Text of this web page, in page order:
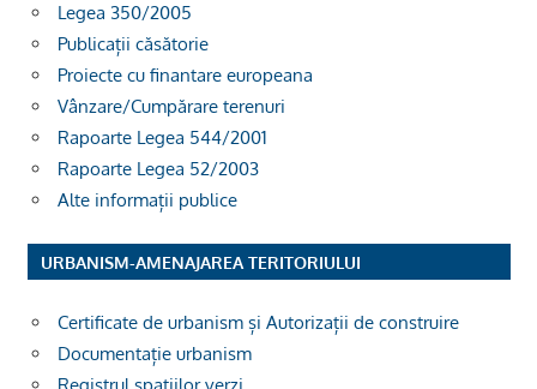
Legea 350/2005
Publicații căsătorie
Proiecte cu finantare europeana
Vânzare/Cumpărare terenuri
Rapoarte Legea 544/2001
Rapoarte Legea 52/2003
Alte informații publice
URBANISM-AMENAJAREA TERITORIULUI
Certificate de urbanism și Autorizații de construire
Documentație urbanism
Registrul spațiilor verzi